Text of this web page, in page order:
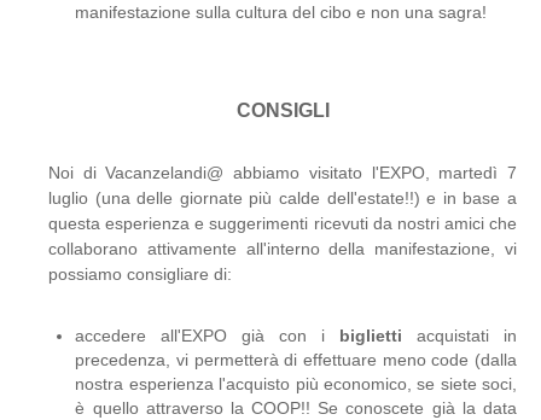
manifestazione sulla cultura del cibo e non una sagra!
CONSIGLI
Noi di Vacanzelandi@ abbiamo visitato l'EXPO, martedì 7
luglio (una delle giornate più calde dell'estate!!) e in base a
questa esperienza e suggerimenti ricevuti da nostri amici che
collaborano attivamente all'interno della manifestazione, vi
possiamo consigliare di:
accedere all'EXPO già con i biglietti acquistati in
precedenza, vi permetterà di effettuare meno code (dalla
nostra esperienza l'acquisto più economico, se siete soci,
è quello attraverso la COOP!! Se conoscete già la data